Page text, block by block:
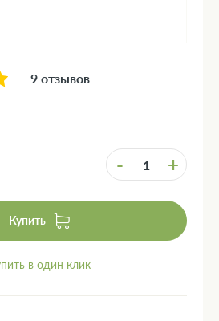
9 отзывов
- +
Купить
в один клик